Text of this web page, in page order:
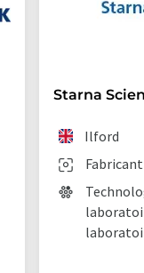
Starna
Fabricant
Ilford